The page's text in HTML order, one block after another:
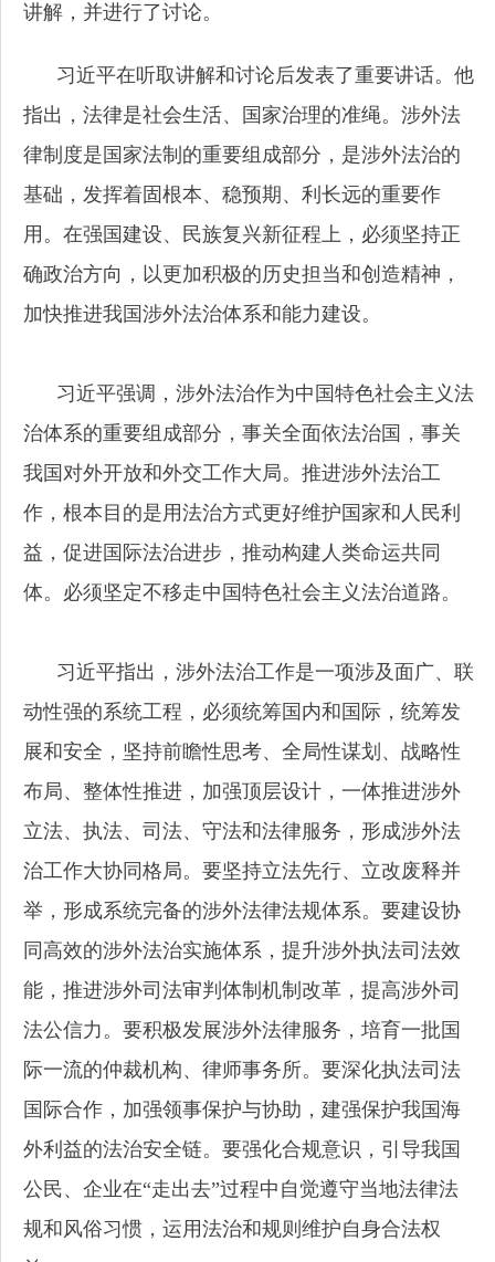
讲解，并进行了讨论。
习近平在听取讲解和讨论后发表了重要讲话。他
指出，法律是社会生活、国家治理的准绳。涉外法
律制度是国家法制的重要组成部分，是涉外法治的
基础，发挥着固根本、稳预期、利长远的重要作
用。在强国建设、民族复兴新征程上，必须坚持正
确政治方向，以更加积极的历史担当和创造精神，
加快推进我国涉外法治体系和能力建设。
习近平强调，涉外法治作为中国特色社会主义法
治体系的重要组成部分，事关全面依法治国，事关
我国对外开放和外交工作大局。推进涉外法治工
作，根本目的是用法治方式更好维护国家和人民利
益，促进国际法治进步，推动构建人类命运共同
体。必须坚定不移走中国特色社会主义法治道路。
习近平指出，涉外法治工作是一项涉及面广、联
动性强的系统工程，必须统筹国内和国际，统筹发
展和安全，坚持前瞻性思考、全局性谋划、战略性
布局、整体性推进，加强顶层设计，一体推进涉外
立法、执法、司法、守法和法律服务，形成涉外法
治工作大协同格局。要坚持立法先行、立改废释并
举，形成系统完备的涉外法律法规体系。要建设协
同高效的涉外法治实施体系，提升涉外执法司法效
能，推进涉外司法审判体制机制改革，提高涉外司
法公信力。要积极发展涉外法律服务，培育一批国
际一流的仲裁机构、律师事务所。要深化执法司法
国际合作，加强领事保护与协助，建强保护我国海
外利益的法治安全链。要强化合规意识，引导我国
公民、企业在“走出去”过程中自觉遵守当地法律法
规和风俗习惯，运用法治和规则维护自身合法权